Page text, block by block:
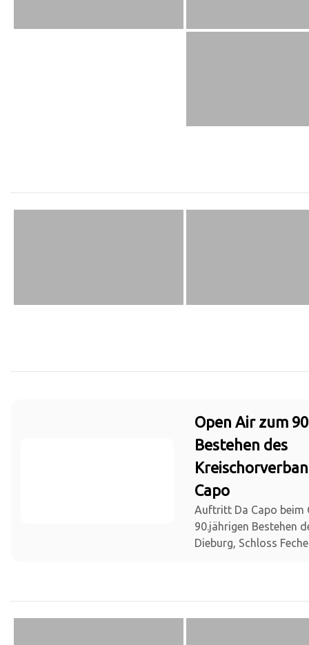
Open Air zum
Bestehen des
Capo
Auftritt Da Capo beim
90.jährigen Bestehen
Dieburg, Schloss